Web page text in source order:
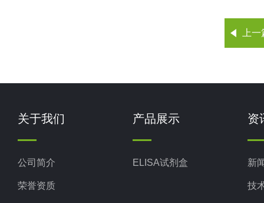
上
关于我们
公司简介
荣誉资质
产品展示
ELISA试剂盒
资
新
技